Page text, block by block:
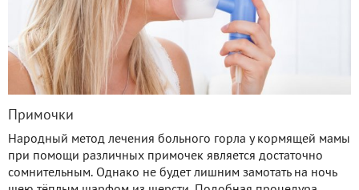
Примочки
Народный метод лечения больного горла у кормящей мамы
при помощи различных примочек является достаточно
сомнительным. Однако не будет лишним замотать на ночь